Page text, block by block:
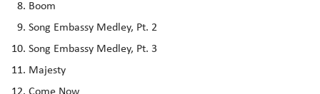
Boom
Song Embassy Medley, Pt. 2
Song Embassy Medley, Pt. 3
Majesty